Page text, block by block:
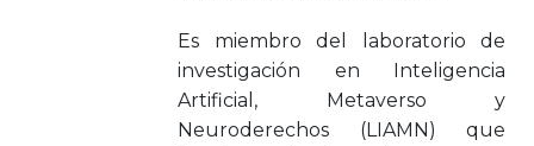
Es miembro del laboratorio de
investigación en Inteligencia
Artificial, Metaverso y
Neuroderechos (LIAMN) que